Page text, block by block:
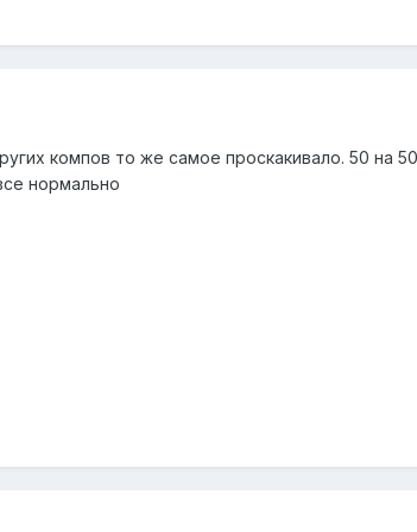
компов то же самое проскакивало. 50 на 50
нормально